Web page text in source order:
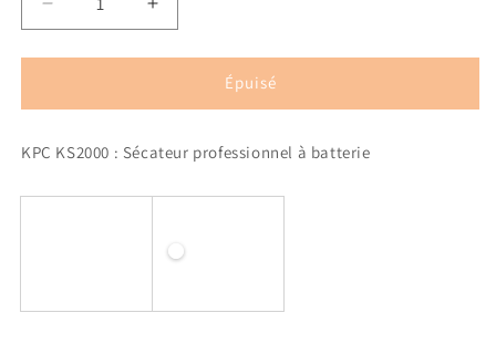
Réduire
la
quantité
Sécateur
à
KS
Augmenter
la
quantité
Sécateur
à
KS
Épuisé
KPC KS2000 : Sécateur professionnel à batterie